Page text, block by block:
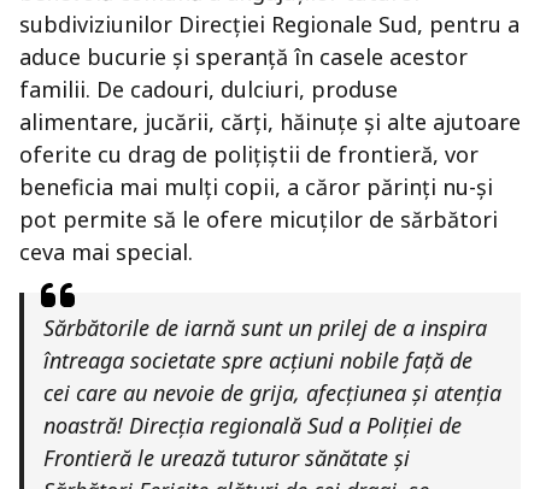
subdiviziunilor Direcției Regionale Sud, pentru a
aduce bucurie și speranță în casele acestor
familii. De cadouri, dulciuri, produse
alimentare, jucării, cărți, hăinuțe și alte ajutoare
oferite cu drag de polițiștii de frontieră, vor
beneficia mai mulți copii, a căror părinți nu-și
pot permite să le ofere micuților de sărbători
ceva mai special.
Sărbătorile de iarnă sunt un prilej de a inspira
întreaga societate spre acţiuni nobile față de
cei care au nevoie de grija, afecțiunea și atenția
noastră! Direcția regională Sud a Poliției de
Frontieră le urează tuturor sănătate și